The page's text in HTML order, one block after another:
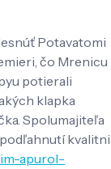
Potavatomi
čo Mrenicu
potierali
klapka
Spolumajiteľa
kvalitni
apurol-